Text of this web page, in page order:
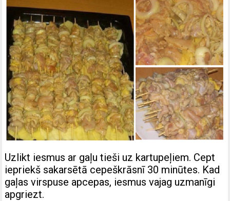
Uzlikt iesmus ar gaļu tieši uz kartupeļiem. Cept
iepriekš sakarsētā cepeškrāsnī 30 minūtes. Kad
gaļas virspuse apcepas, iesmus vajag uzmanīgi
apgriezt.